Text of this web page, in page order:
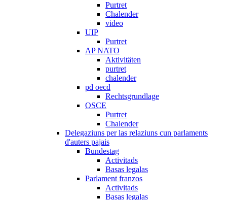
Purtret
Chalender
video
UIP
Purtret
AP NATO
Aktivitäten
purtret
chalender
pd oecd
Rechtsgrundlage
OSCE
Purtret
Chalender
Delegaziuns per las relaziuns cun parlaments
d'auters pajais
Bundestag
Activitads
Basas legalas
Parlament franzos
Activitads
Basas legalas